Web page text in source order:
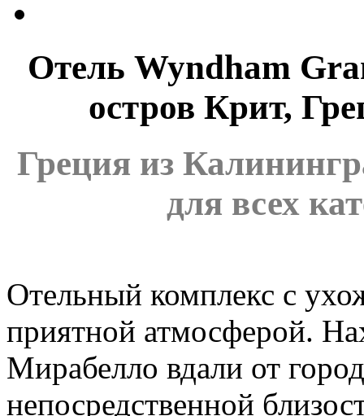
Отель Wyndham
остров Крит,
Греция из
для всех
Отельный комплекс с
приятной атмосферой.
Мирабелло вдали от
непосредственной